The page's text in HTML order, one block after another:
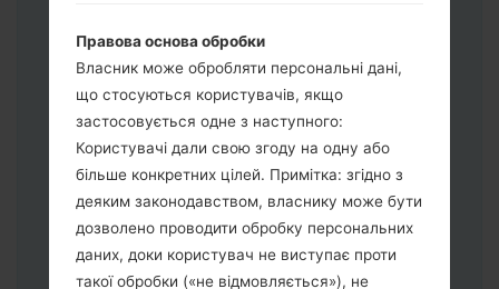
прошивки тут) або 5 (Вибрати 5 файл
прошивки тут) файлів для прошивки:
AP: "System & Recovery"
CP: "Modem & Radio"
CSC_***: "Country & Region & Operator"
HOME_CSC_***: "Country & Region &
Operator"
Додайте усі файли у програму Odin 3.
Якщо ви хочете прошити телефон та
Правова основа обробки
Власник може обробляти персональні дані,
що стосуються користувачів, якщо
застосовується одне з наступного:
Користувачі дали свою згоду на одну або
більше конкретних цілей. Примітка: згідно з
деяким законодавством, власнику може бути
дозволено проводити обробку персональних
даних, доки користувач не виступає проти
такої обробки («не відмовляється»), не